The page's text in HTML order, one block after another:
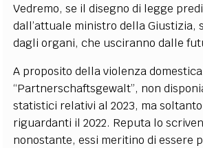
Vedremo, se il disegno di legge
dall’attuale ministro della Giustizia,
dagli organi, che usciranno dalle
A proposito della violenza
“Partnerschaftsgewalt”, non
statistici relativi al 2023, ma
riguardanti il 2022. Reputa lo
nonostante, essi meritino di essere